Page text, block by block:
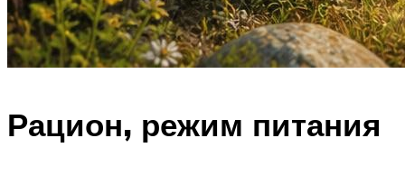
Рацион, режим питания